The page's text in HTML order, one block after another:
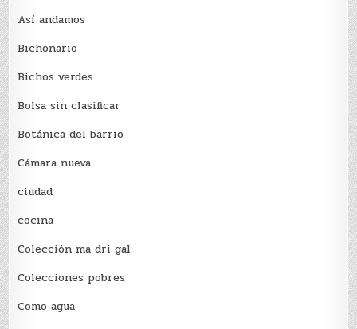
Así andamos
Bichonario
Bichos verdes
Bolsa sin clasificar
Botánica del barrio
Cámara nueva
ciudad
cocina
Colección ma dri gal
Colecciones pobres
Como agua